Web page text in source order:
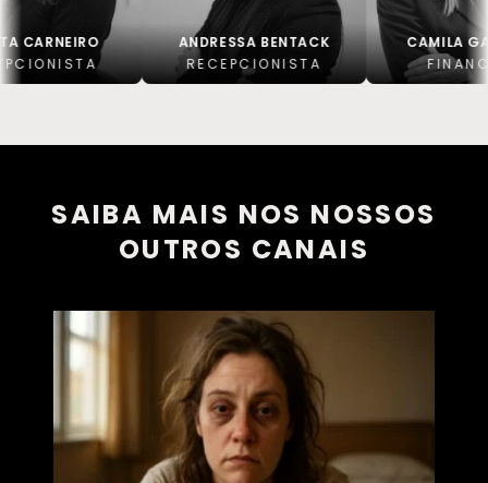
ANDRESSA BENTACK
RECEPCIONISTA
CAMILA GAITKOSKI
FINANCEIRO
SAIBA MAIS NOS NOSSOS
OUTROS CANAIS